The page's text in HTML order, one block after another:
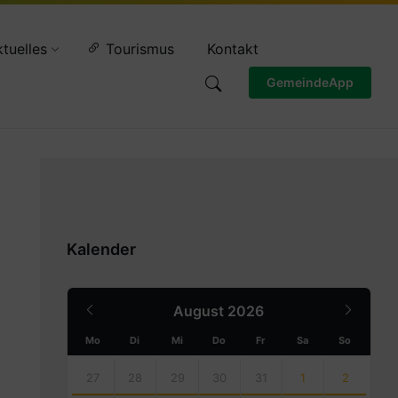
Tourismus Kontakt
GemeindeApp
Kalender
August 2026
Month
Mo Di Mi Do Fr Sa So
calendar
days
27 28 29 30 31 1 2